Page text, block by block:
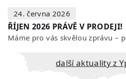
24. června 2026
ŘÍJEN 2026 PRÁVĚ V PRODEJI!
Další aktuality z